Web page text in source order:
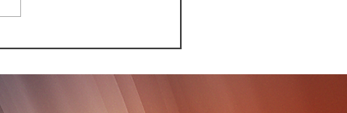
sobre las
en Ecuador